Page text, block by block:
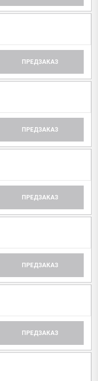
ПРЕДЗАКАЗ
ПРЕДЗАКАЗ
ПРЕДЗАКАЗ
ПРЕДЗАКАЗ
ПРЕДЗАКАЗ